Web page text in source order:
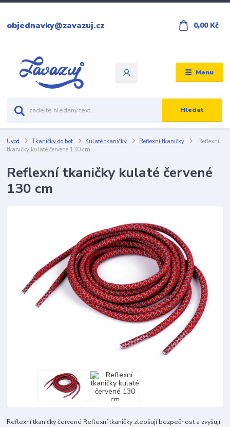
Menu
Hledat
objednavky@zavazuj.cz 0,00 Kč
Úvod Tkaničky do bot Kulaté tkaničky Reflexní tkaničky
Reflexní
tkaničky kulaté červené 130 cm
Reflexní tkaničky kulaté červené
130 cm
Reflexní tkaničky červené Reflexní tkaničky zlepšují bezpečnost a zvyšují